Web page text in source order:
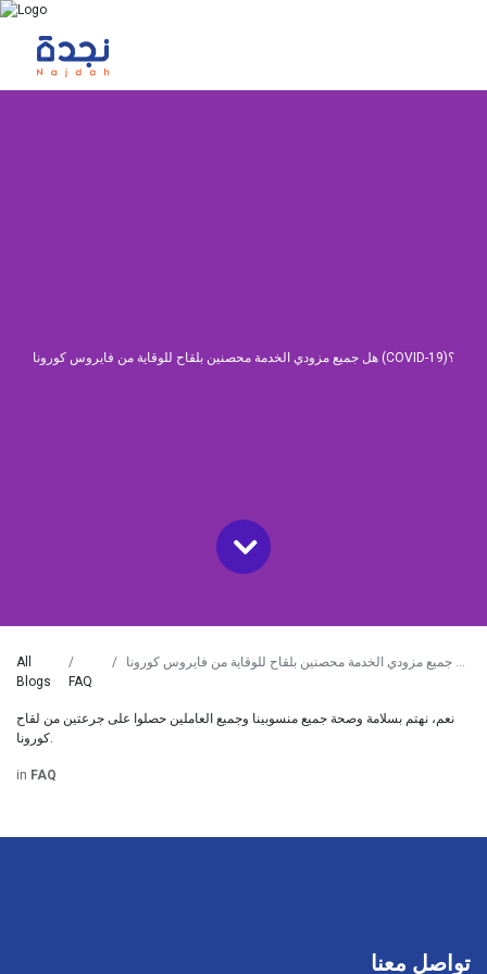
هل جميع مزودي الخدمة محصنين بلقاح للوقاية من فايروس كورونا (COVID-19)؟
All
Blogs
FAQ
نعم، نهتم بسلامة وصحة جميع منسوبينا وجميع العاملين حصلوا على جرعتين من لقاح
in FAQ
تواصل معنا